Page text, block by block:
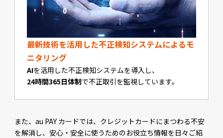
最新技術を活用した不正検知システムによるモ
ニタリング
AIを活用した不正検知システムを導入し、
24時間365日体制で不正取引を監視しています。
また、au PAY カードでは、クレジットカードにまつわる不安
を解消し、安心・安全に使うためのお役立ち情報を日々ご紹